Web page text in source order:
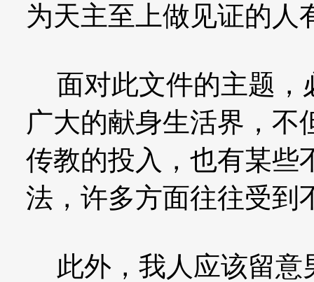
为天主至上做见证的人
面对此文件的主题，
广大的献身生活界，不
传教的投入，也有某些
法，许多方面往往受到
此外，我人应该留意